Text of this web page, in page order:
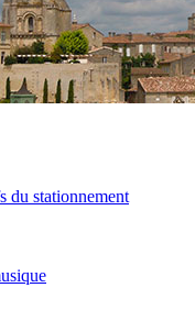
du stationnement